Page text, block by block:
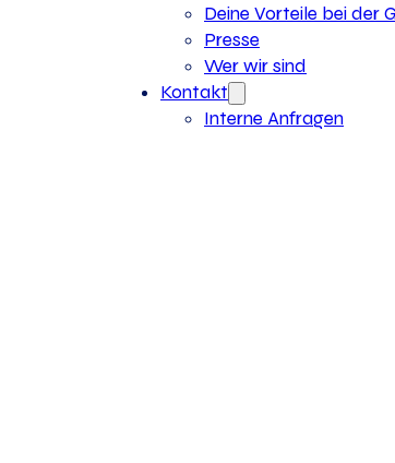
Deine Vorteile bei der
Presse
Wer wir sind
Kontakt
Interne Anfragen